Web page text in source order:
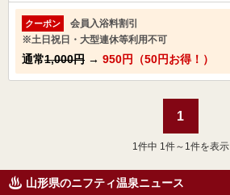
クーポン
会員入浴料割引
※土日祝日・大型連休等利用不可
通常1,000円 → 950円（50円お得！）
1
1 件中 1件～1件を表示
山形県のニフティ温泉ニュース